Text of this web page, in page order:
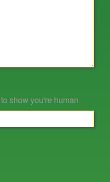
show you're human